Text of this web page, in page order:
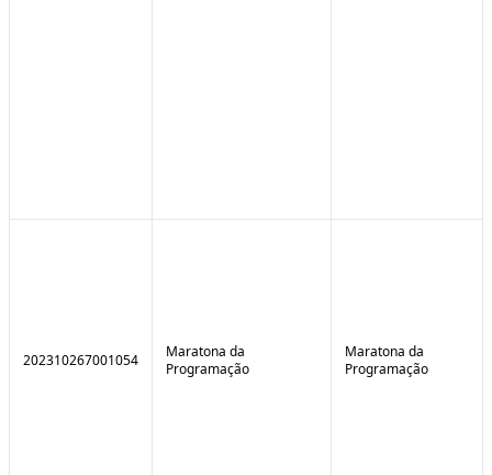
202310267001054
Maratona da
Programação
Maratona da
Programação